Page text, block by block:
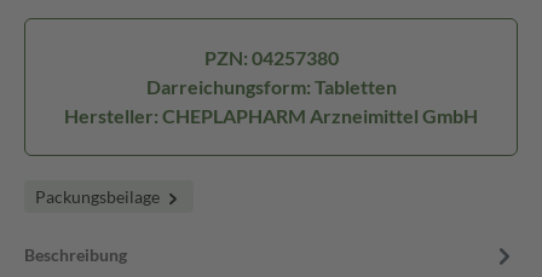
PZN: 04257380
Darreichungsform: Tabletten
Hersteller: CHEPLAPHARM Arzneimittel GmbH
Packungsbeilage
Beschreibung